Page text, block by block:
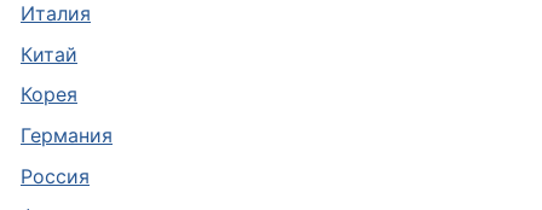
Италия
Китай
Корея
Германия
Россия